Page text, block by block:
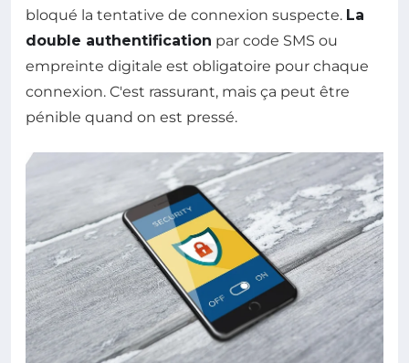
bloqué la tentative de connexion suspecte. La
double authentification par code SMS ou
empreinte digitale est obligatoire pour chaque
connexion. C'est rassurant, mais ça peut être
pénible quand on est pressé.